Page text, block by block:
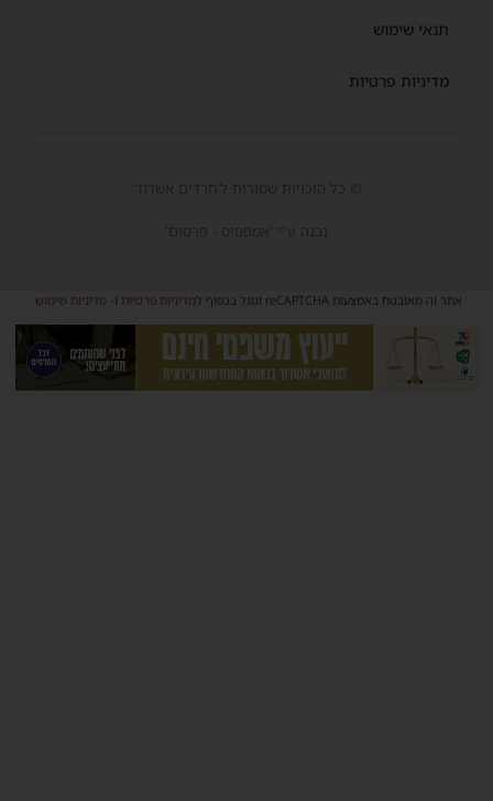
תנאי שימוש
מדיניות פרטיות
© כל הזכויות שמורות ל'חרדים אשדוד'
נבנה ע"י 'אמפסיס - פרסום'
אתר זה מאובטח באמצעות reCAPTCHA וגוגל בכפוף למדיניות פרטיותו-מדיניות שימוש.